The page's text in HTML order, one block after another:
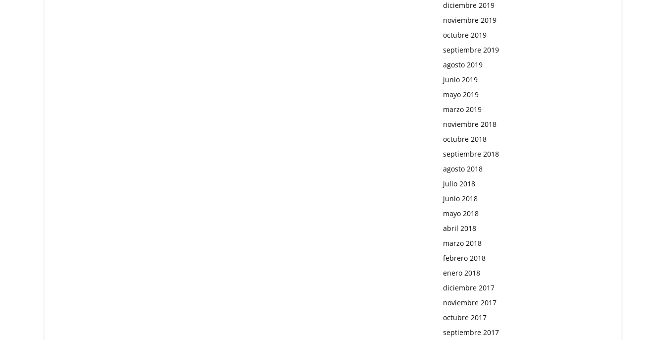
diciembre 2019
noviembre 2019
octubre 2019
septiembre 2019
agosto 2019
junio 2019
mayo 2019
marzo 2019
noviembre 2018
octubre 2018
septiembre 2018
agosto 2018
julio 2018
junio 2018
mayo 2018
abril 2018
marzo 2018
febrero 2018
enero 2018
diciembre 2017
noviembre 2017
octubre 2017
septiembre 2017